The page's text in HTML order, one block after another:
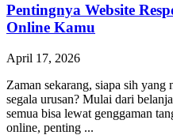
Pentingnya Website
Online Kamu
April 17, 2026
Zaman sekarang, siapa sih yang
segala urusan? Mulai dari
semua bisa lewat genggaman
online, penting ...